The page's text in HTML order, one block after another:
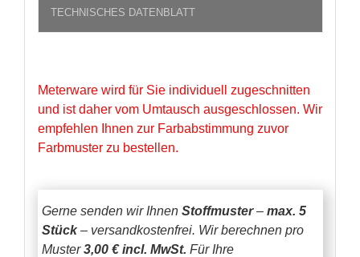
TECHNISCHES DATENBLATT
Meterware wird für Sie individuell zugeschnitten
und ist daher vom Umtausch ausgeschlossen. Wir
empfehlen Ihnen zur Farbabstimmung zuvor
Farbmuster zu bestellen.
Gerne senden wir Ihnen Stoffmuster– max. 5
Stück– versandkostenfrei. Wir berechnen pro
Muster3,00 € incl. MwSt. Für Ihre